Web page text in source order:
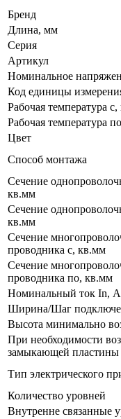
Бренд
Длина, мм
Серия
Артикул
Номинальное
Код единицы
Рабочая температура с,
Рабочая температура
Цвет
Способ монтажа
Сечение
кв.мм
Сечение
кв.мм
Сечение
проводника с, кв.мм
Сечение
проводника по, кв.мм
Номинальный ток In, А
Ширина/Шаг
Высота минимально
При необходимости
замыкающей пластины
Тип электрического
Количество уровней
Внутренне связанные